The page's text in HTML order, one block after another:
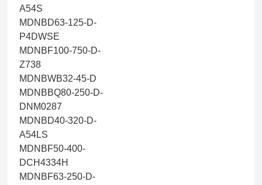
A54S
MDNBD63-125-D-
P4DWSE
MDNBF100-750-D-
Z738
MDNBWB32-45-D
MDNBBQ80-250-D-
DNM0287
MDNBD40-320-D-
A54LS
MDNBF50-400-
DCH4334H
MDNBF63-250-D-